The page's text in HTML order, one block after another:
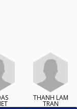
THANH LAM
TRAN